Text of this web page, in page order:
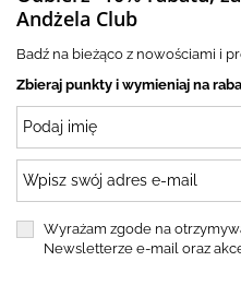
Andżela Club
Badź na bieżąco z nowościami i
Zbieraj punkty i wymieniaj na
Wyrażam zgode na
Newsletterze e-mail oraz